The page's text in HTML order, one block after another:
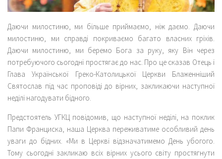
Даючи милостиню, ми більше приймаємо, ніж даємо. Даючи
милостиню, ми справді покриваємо багато власних гріхів.
Даючи милостиню, ми беремо Бога за руку, яку Він через
потребуючого сьогодні простягає до нас. Про це сказав Отець і
Глава Української Греко-Католицької Церкви Блаженніший
Святослав під час проповіді до вірних, закликаючи наступної
неділі нагодувати бідного.
Предстоятель УГКЦ повідомив, що наступної неділі, на поклик
Папи Франциска, наша Церква переживатиме особливий день
уваги до бідних. «Ми в Церкві відзначатимемо День убогого.
Тому сьогодні закликаю всіх вірних усього світу простягнути